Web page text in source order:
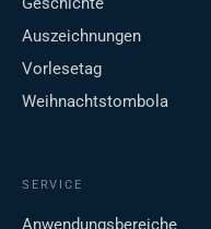
Auszeichnungen
Vorlesetag
Weihnachtstombola
SERVICE
Anwendungsbereiche